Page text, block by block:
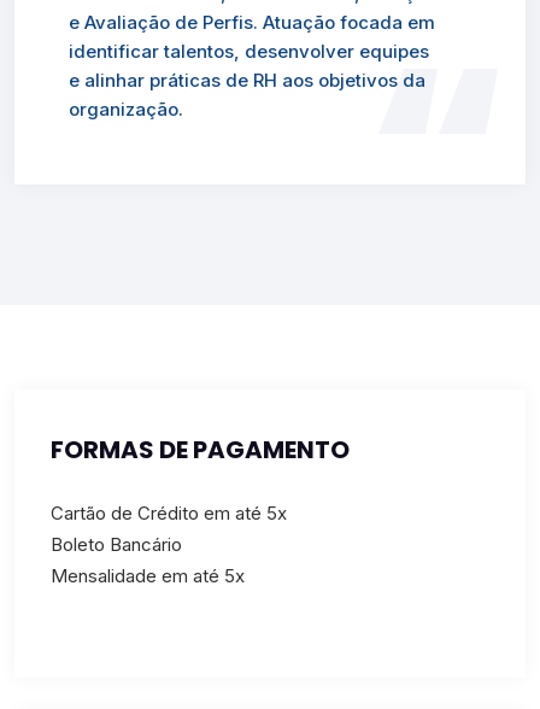
e Avaliação de Perfis. Atuação focada em
identificar talentos, desenvolver equipes
e alinhar práticas de RH aos objetivos da
organização.
FORMAS DE PAGAMENTO
Cartão de Crédito em até 5x
Boleto Bancário
Mensalidade em até 5x